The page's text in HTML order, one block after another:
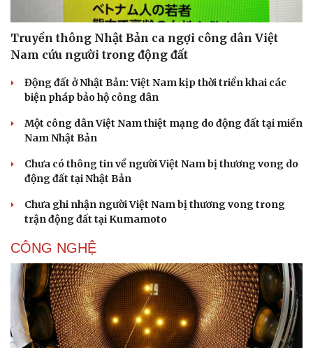
Truyền thông Nhật Bản ca ngợi công dân Việt
Nam cứu người trong động đất
Động đất ở Nhật Bản: Việt Nam kịp thời triển khai các
biện pháp bảo hộ công dân
Một công dân Việt Nam thiệt mạng do động đất tại miền
Nam Nhật Bản
Chưa có thông tin về người Việt Nam bị thương vong do
động đất tại Nhật Bản
Chưa ghi nhận người Việt Nam bị thương vong trong
trận động đất tại Kumamoto
CÔNG NGHỆ